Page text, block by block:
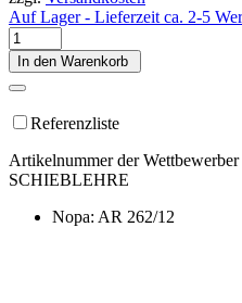
Auf Lager - Lieferzeit ca. 2-5
In den Warenkorb
Referenzliste
Artikelnummer der
SCHIEBLEHRE
Nopa: AR 262/12